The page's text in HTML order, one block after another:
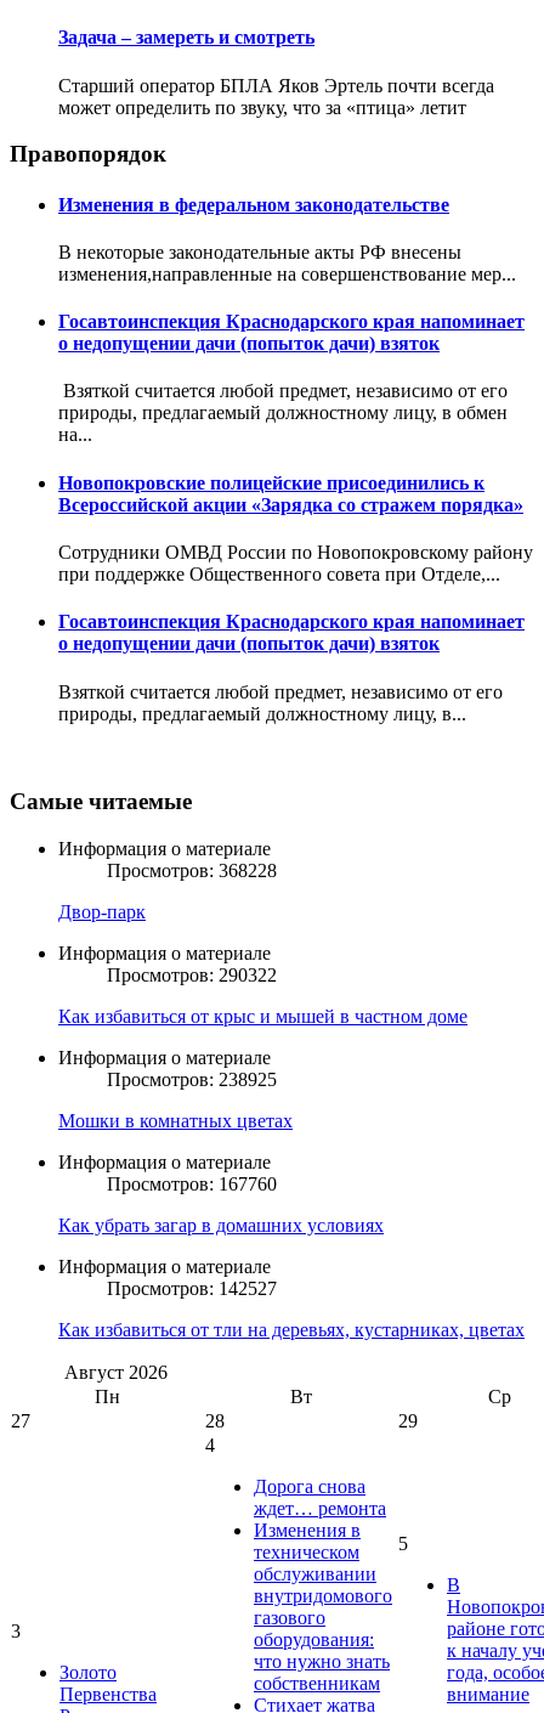
Задача – замереть и смотреть
Старший оператор БПЛА Яков Эртель почти всегда
может определить по звуку, что за «птица» летит
Правопорядок
Изменения в федеральном законодательстве
В некоторые законодательные акты РФ внесены
изменения,направленные на совершенствование мер...
Госавтоинспекция Краснодарского края напоминает
о недопущении дачи (попыток дачи) взяток
Взяткой считается любой предмет, независимо от его
природы, предлагаемый должностному лицу, в обмен
на...
Новопокровские полицейские присоединились к
Всероссийской акции «Зарядка со стражем порядка»
Сотрудники ОМВД России по Новопокровскому району
при поддержке Общественного совета при Отделе,...
Госавтоинспекция Краснодарского края напоминает
о недопущении дачи (попыток дачи) взяток
Взяткой считается любой предмет, независимо от его
природы, предлагаемый должностному лицу, в...
Самые читаемые
Информация о материале
Просмотров: 368228
Двор-парк
Информация о материале
Просмотров: 290322
Как избавиться от крыс и мышей в частном доме
Информация о материале
Просмотров: 238925
Мошки в комнатных цветах
Информация о материале
Просмотров: 167760
Как убрать загар в домашних условиях
Информация о материале
Просмотров: 142527
Как избавиться от тли на деревьях, кустарниках, цветах
Август 2026
Пн
Вт
Ср
27
28 29
3
Золото
Первенства
4
Дорога снова
ждет… ремонта
Изменения в
техническом
обслуживании
внутридомового
газового
оборудования:
что нужно знать
собственникам
Стихает жатва
5
В
районе
к началу
года,
внимание